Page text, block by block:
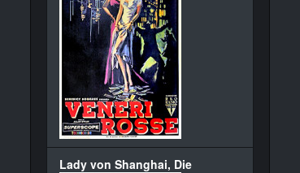
Lady von Shanghai, Die